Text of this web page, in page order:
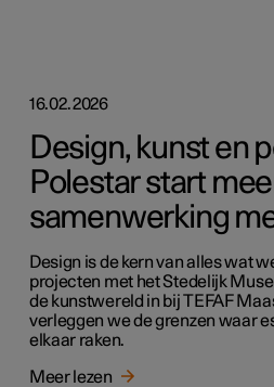
16.02.2026
Design, kunst en
Polestar start
samenwerking
Design is de kern van alles wat
projecten met het Stedelijk
de kunstwereld in bij TEFAF
verleggen we de grenzen waar
elkaar raken.
Meer lezen